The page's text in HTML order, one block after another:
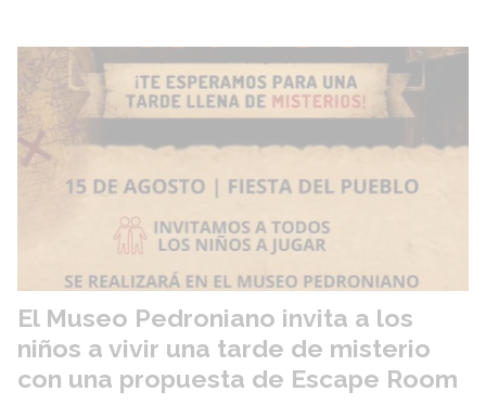
El Museo Pedroniano invita a los
niños a vivir una tarde de misterio
con una propuesta de Escape Room